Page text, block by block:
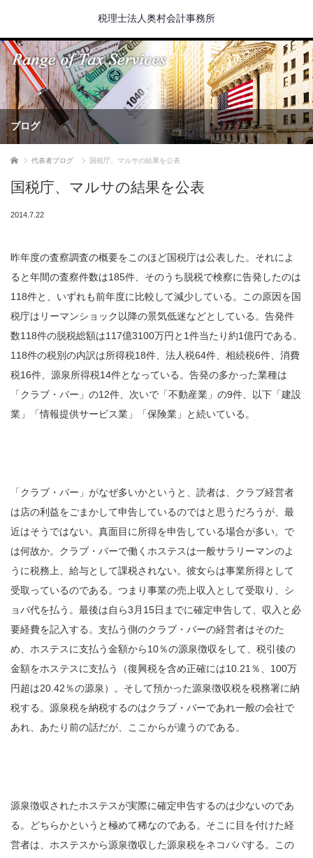
税理士法人奥村会計事務所
ブログ
ホーム 代表者ブログ 国税庁、マルサの結果を公表
国税庁、マルサの結果を公表
2014.7.22
昨年度の査察調査の概要をこのほど国税庁は公表した。それによ
ると年間の査察件数は185件、そのうち脱税で検察に告発したのは
118件と、いずれも前年度に比較して減少している。この原因を国
税庁はリーマンショック以降の景気低迷などとしている。告発件
数118件の脱税総額は117億3100万円と1件当たり約1億円である。
118件の税別の内訳は所得税18件、法人税64件、相続税6件、消費
税16件、源泉所得税14件となっている。告発の多かった業種は
「クラブ・バー」の12件、次いで「不動産業」の9件、以下「建設
業」「情報提供サービス業」「保険業」と続いている。
「クラブ・バー」がなぜ多いかというと、読者は、クラブ経営者
は店の利益をごまかして申告しているのではと思うだろうが、最
近はそうではない。真面目に所得を申告している場合が多い。で
は何故か。クラブ・バーで働くホステスは一般サラリーマンのよ
うに税務上、給与として課税されない。彼女らは事業所得として
受取っているのである。つまり事業の売上収入として受取り、シ
ョバ代を払う。最後は自ら3月15日までに確定申告して、収入と必
要経費を記入する。支払う側のクラブ・バーの経営者はそのた
め、ホステスに支払う金額から10％の源泉徴収をして、税引後の
金額をホステスに支払う（復興税を含め正確には10.21％、100万
円超は20.42％の源泉）。そして預かった源泉徴収税を税務署に納
税する。源泉税を納税するのはクラブ・バーであれ一般の会社で
あれ、あたり前の話だが、ここからが違うのである。
源泉徴収されたホステスが実際に確定申告するのは少ないのであ
る。どちらかというと極めて稀なのである。そこに目を付けた経
営者は、ホステスから源泉徴収した源泉税をネコババする。この